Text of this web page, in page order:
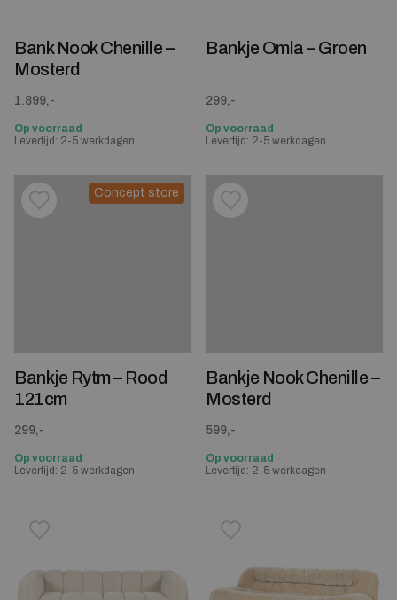
Bank Nook Chenille –
Mosterd
1.899,-
Op voorraad
Levertijd: 2-5 werkdagen
Bankje Omla – Groen
299,-
Op voorraad
Levertijd: 2-5 werkdagen
Concept store
Toevoegen aan verlanglijstje
Verwijderen van verlanglijst
Bankje Rytm – Rood
121cm
299,-
Op voorraad
Levertijd: 2-5 werkdagen
Toevoegen aan
Verwijderen van verlanglijst
Bankje Nook Chenille –
Mosterd
599,-
Op voorraad
Levertijd: 2-5 werkdagen
Toevoegen aan verlanglijstje
Verwijderen van verlanglijst Toevoegen aan
Verwijderen van verlanglijst